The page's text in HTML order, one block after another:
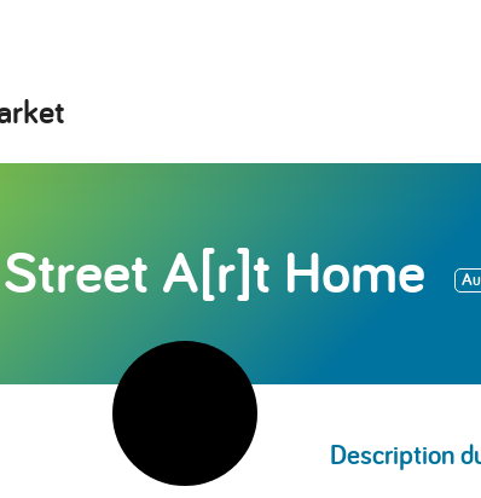
rket
Street A[r]t Home
Description